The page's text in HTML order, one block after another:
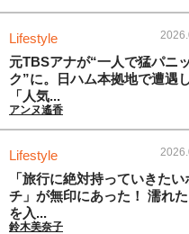
Lifestyle
元TBSアナが“一人で猛パニッ
ク”に。日ハム本拠地で遭遇
「人気...
アンヌ遙香
Lifestyle
「旅行に絶対持っていきたい
チ」が無印にあった！ 濡れ
を入...
鈴木美奈子